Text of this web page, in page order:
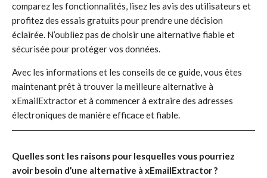
comparez les fonctionnalités, lisez les avis des utilisateurs et
profitez des essais gratuits pour prendre une décision
éclairée. N’oubliez pas de choisir une alternative fiable et
sécurisée pour protéger vos données.
Avec les informations et les conseils de ce guide, vous êtes
maintenant prêt à trouver la meilleure alternative à
xEmailExtractor et à commencer à extraire des adresses
électroniques de manière efficace et fiable.
Quelles sont les raisons pour lesquelles vous pourriez
avoir besoin d’une alternative à xEmailExtractor ?